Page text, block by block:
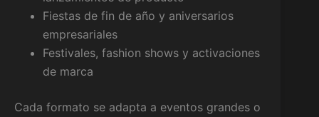
Fiestas de fin de año y aniversarios
empresariales
Festivales, fashion shows y activaciones
de marca
Cada formato se adapta a eventos grandes o